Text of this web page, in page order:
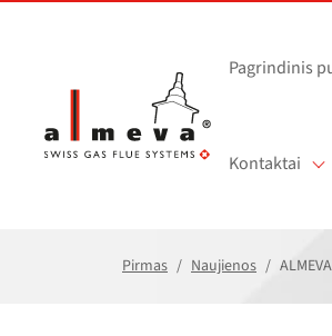
Pagrindinis
Kontaktai
Pirmas Naujienos